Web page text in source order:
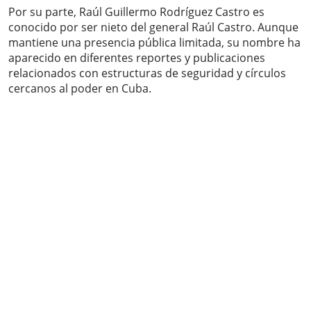
Por su parte, Raúl Guillermo Rodríguez Castro es
conocido por ser nieto del general Raúl Castro. Aunque
mantiene una presencia pública limitada, su nombre ha
aparecido en diferentes reportes y publicaciones
relacionados con estructuras de seguridad y círculos
cercanos al poder en Cuba.